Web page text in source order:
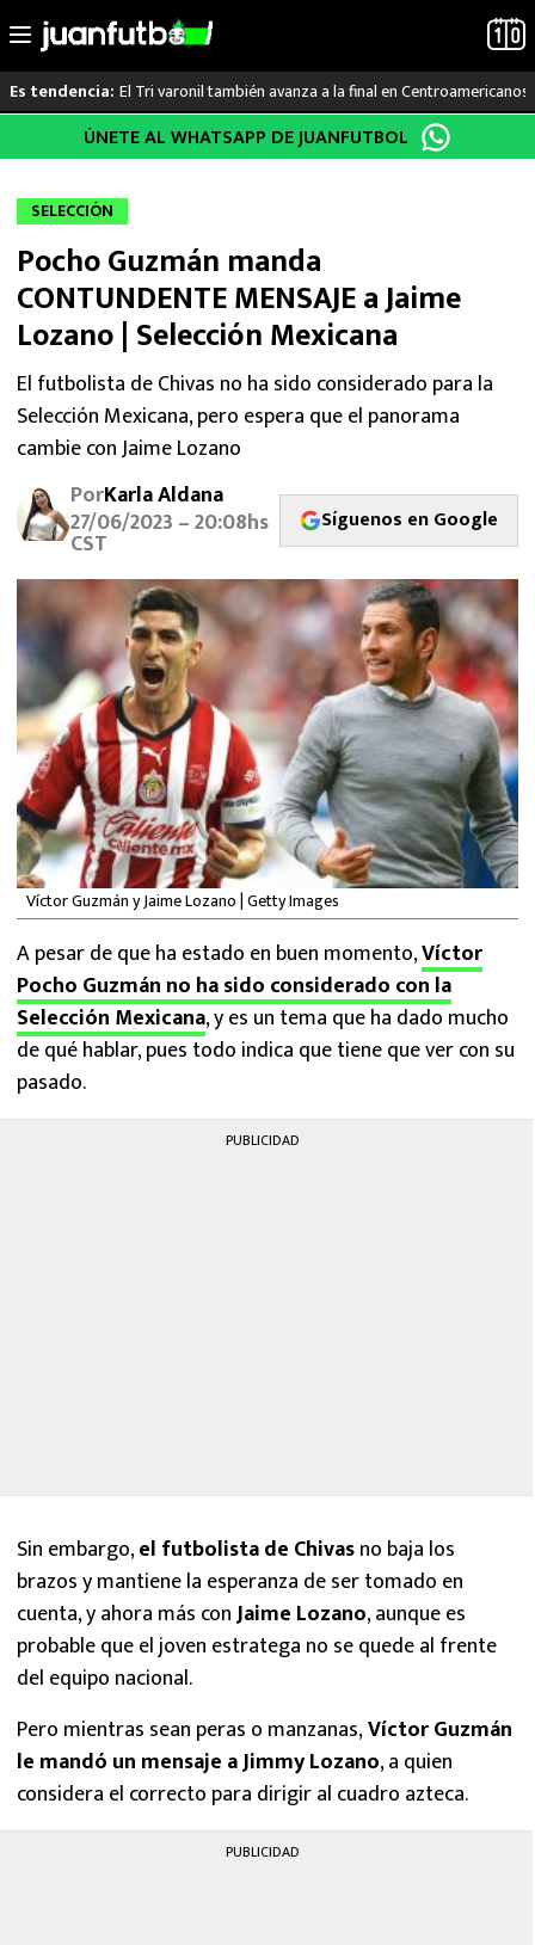
al
Es tendencia: El Tri varonil también avanza a la final en Centroamericanos
LO ÚLTIMO
LIGA MX
RAYADOS
PUMAS
ATLANTE
SELECCIÓN MEXICANA
FUTBOL INTERNACIONAL
MEXICANOS EN EL EXTRANJERO
FUTBOL ESTUFA
FÓRMULA 1
BOXEO
LIGA MX
NFL
ÚNETE AL WHATSAPP DE JUANFUTBOL
SELECCIÓN
Pocho Guzmán manda
CONTUNDENTE MENSAJE a Jaime
Lozano | Selección Mexicana
El futbolista de Chivas no ha sido considerado para la
Selección Mexicana, pero espera que el panorama
cambie con Jaime Lozano
PorKarla Aldana
27/06/2023 – 20:08hs
CST
Síguenos en Google
Víctor Guzmán y Jaime Lozano | Getty Images
A pesar de que ha estado en buen momento,Víctor
Pocho Guzmán no ha sido considerado con la
Selección Mexicana, y es un tema que ha dado mucho
de qué hablar, pues todo indica que tiene que ver con su
pasado.
PUBLICIDAD
Sin embargo,el futbolista de Chivasno baja los
brazos y mantiene la esperanza de ser tomado en
cuenta, y ahora más conJaime Lozano, aunque es
probable que el joven estratega no se quede al frente
del equipo nacional.
Pero mientras sean peras o manzanas,Víctor Guzmán
le mandó un mensaje a Jimmy Lozano, a quien
considera el correcto para dirigir al cuadro azteca.
PUBLICIDAD